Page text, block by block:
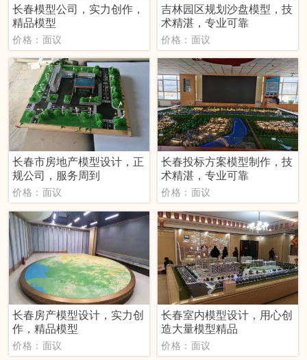
长春模型公司，实力创作，
精品模型
价格：面议
吉林园区规划沙盘模型，技
术精湛，专业可靠
价格：面议
长春市房地产模型设计，正
规公司，服务周到
价格：面议
长春投标方案模型制作，技
术精湛，专业可靠
价格：面议
长春房产模型设计，实力创
作，精品模型
价格：面议
长春室内模型设计，用心创
造大量模型精品
价格：面议